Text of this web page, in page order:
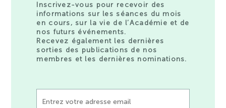
Inscrivez-vous pour recevoir des
informations sur les séances du mois
en cours, sur la vie de l’Académie et de
nos futurs événements.
Recevez également les dernières
sorties des publications de nos
membres et les dernières nominations.